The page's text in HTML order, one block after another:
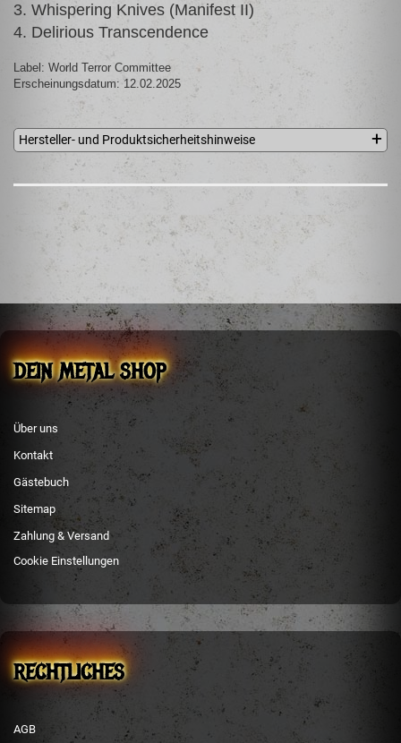
3. Whispering Knives (Manifest II)
4. Delirious Transcendence
Label: World Terror Committee
Erscheinungsdatum: 12.02.2025
Hersteller- und Produktsicherheitshinweise
World Terror Committee
Sven Zimper
Birkenstraße 8
39517 Tangerhütte
DEIN METAL SHOP
Über uns
Kontakt
Gästebuch
Sitemap
Zahlung & Versand
Cookie Einstellungen
RECHTLICHES
AGB